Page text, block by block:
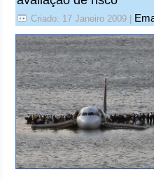
Criado: 17 Janeiro 2009